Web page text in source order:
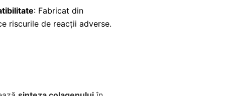
: Fabricat din
riscurile de reacții adverse.